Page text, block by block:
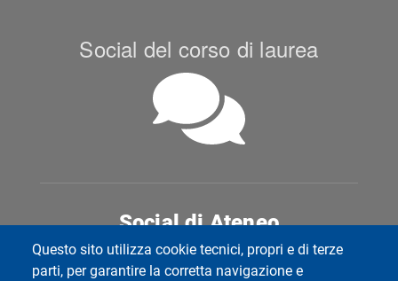
Questo sito utilizza cookie tecnici, propri e di terze
parti, per garantire la corretta navigazione e
Social del corso di laurea
Social di Ateneo